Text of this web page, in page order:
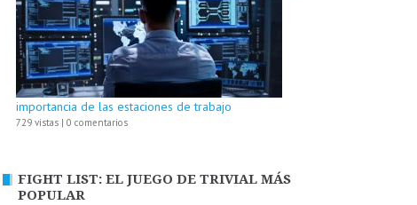
importancia de las estaciones de trabajo
729 vistas | 0 comentarios
FIGHT LIST: EL JUEGO DE TRIVIAL MÁS
POPULAR